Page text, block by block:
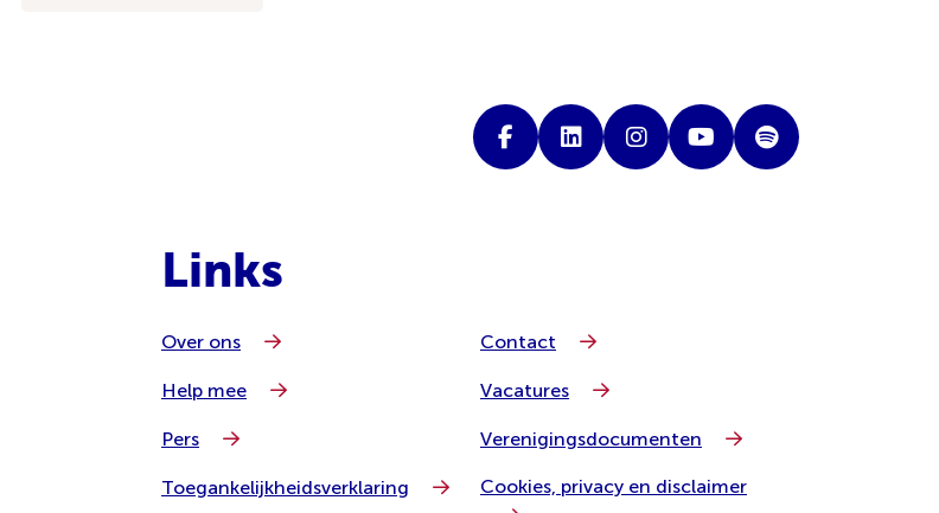
Links
Over ons Contact
Help mee Vacatures
Pers Verenigingsdocumenten
Toegankelijkheidsverklaring Cookies, privacy en disclaimer